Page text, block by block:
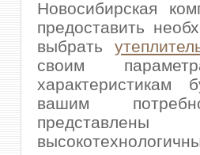
Новосибирская
предоставить
выбрать
своим
характеристикам
вашим